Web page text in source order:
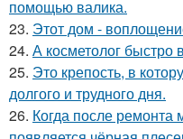
помощью валика.
23. Этот дом -
24. А косметолог быстро
25. Это крепость, в
долгого и трудного дня.
26. Когда после ремонта